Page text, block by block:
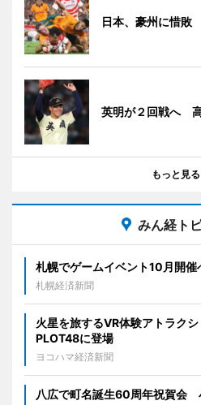
日本、豪州に惜
英明が２回戦へ
もっと見る
みん経ト
札幌でゲームイベント10月開
札幌経済新聞
火星を旅するVR体験アトラク
PLOT48に登場
ヨコハマ経済新聞
八広で町名誕生60周年祝賀会